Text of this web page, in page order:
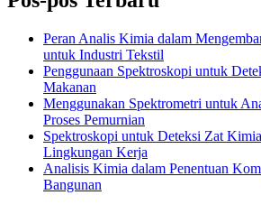
Peran Analis Kimia dalam
untuk Industri Tekstil
Penggunaan Spektroskopi untuk
Makanan
Menggunakan Spektrometri untuk
Proses Pemurnian
Spektroskopi untuk Deteksi Zat
Lingkungan Kerja
Analisis Kimia dalam Penentuan
Bangunan